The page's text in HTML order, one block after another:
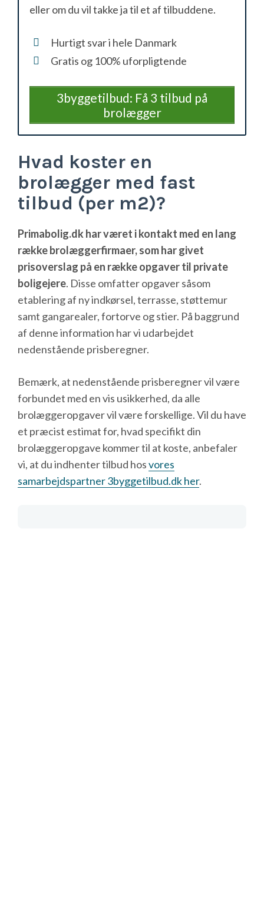
eller om du vil takke ja til et af tilbuddene.
Hurtigt svar i hele Danmark
Gratis og 100% uforpligtende
3byggetilbud: Få 3 tilbud på
brolægger
Hvad koster en
brolægger med fast
tilbud (per m2)?
Primabolig.dk har været i kontakt med en lang
række brolæggerfirmaer, som har givet
prisoverslag på en række opgaver til private
boligejere. Disse omfatter opgaver såsom
etablering af ny indkørsel, terrasse, støttemur
samt gangarealer, fortorve og stier. På baggrund
af denne information har vi udarbejdet
nedenstående prisberegner.
Bemærk, at nedenstående prisberegner vil være
forbundet med en vis usikkerhed, da alle
brolæggeropgaver vil være forskellige. Vil du have
et præcist estimat for, hvad specifikt din
brolæggeropgave kommer til at koste, anbefaler
vi, at du indhenter tilbud hosvores
samarbejdspartner 3byggetilbud.dk her.